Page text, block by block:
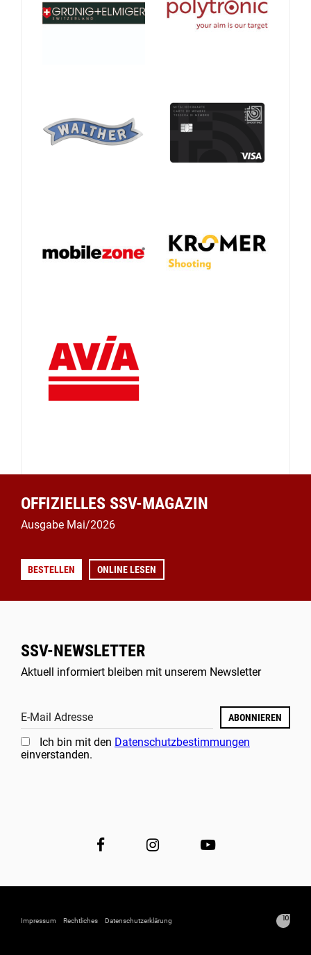
OFFIZIELLES SSV-MAGAZIN
Ausgabe Mai/2026
BESTELLEN ONLINE LESEN
SSV-NEWSLETTER
Aktuell informiert bleiben mit unserem Newsletter
E-Mail Adresse ABONNIEREN
Ich bin mit den Datenschutzbestimmungen
einverstanden.
Impressum Rechtliches Datenschutzerklärung